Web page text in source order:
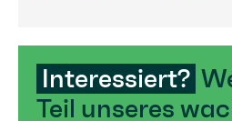
Interessiert?
Teil unseres